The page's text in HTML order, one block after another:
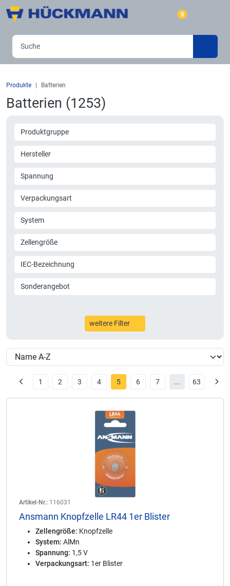
0
Produkte Batterien
Batterien (1253)
Produktgruppe
Hersteller
Spannung
Verpackungsart
System
Zellengröße
IEC-Bezeichnung
Sonderangebot
weitere Filter
1 2 3 4 5 6 7 ... 63
Artikel-Nr.: 116031
Ansmann Knopfzelle LR44 1er Blister
Zellengröße: Knopfzelle
System: AlMn
Spannung: 1,5 V
Verpackungsart: 1er Blister